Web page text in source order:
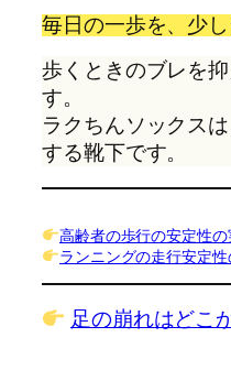
毎日の一歩を、少し
歩くときのブレを
す。
ラクちんソックス
する靴下です。
高齢者の歩行の安定性の
ランニングの走行安定
足の崩れはどこ